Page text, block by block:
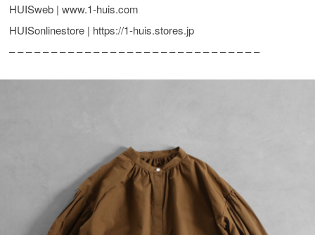
HUISweb | www.1-huis.com
HUISonlinestore | https://1-huis.stores.jp
– – – – – – – – – – – – – – – – – – – – – – – – – – – – – –